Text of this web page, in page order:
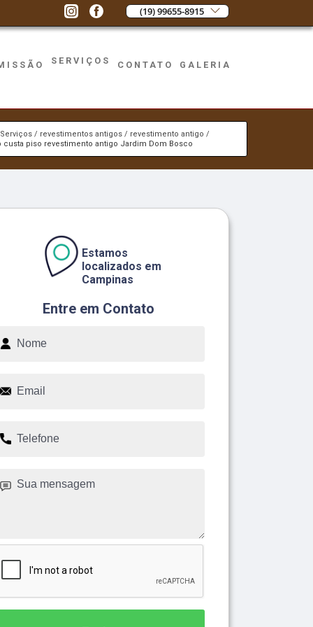
(19) 99655-8915
SERVIÇOS CONTATO GALERIA
Serviços revestimentos antigos
revestimento antigo
custa piso revestimento antigo Jardim Dom Bosco
Entre em Contato
Estamos
localizados em
Campinas